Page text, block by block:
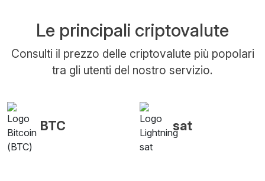
Le principali criptovalute
Consulti il prezzo delle criptovalute più popolari
tra gli utenti del nostro servizio.
BTC sat